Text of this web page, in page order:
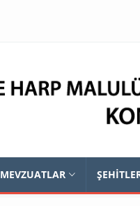
MEVZUATLAR